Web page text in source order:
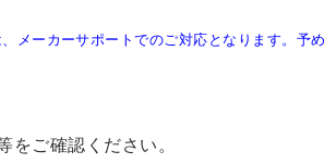
ーカーサポートでのご対応となります。予め
をご確認ください。